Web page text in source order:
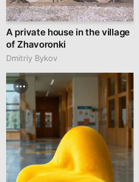
A private house in the village
of Zhavoronki
Dmitriy Bykov